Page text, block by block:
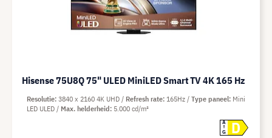
Hisense 75U8Q 75" ULED MiniLED Smart TV 4K 165 Hz
A
G
D
Resolutie 3840 x 2160 4K UHD Refresh rate 165Hz Type paneel Mini
LED ULED
Max. helderheid 5.000 cd/m²